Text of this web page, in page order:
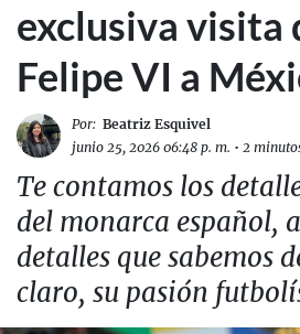
exclusiva visita
Felipe VI a
Por: Beatriz Esquivel
junio 25, 2026 06:48 p. m. • 2
Te contamos los
del monarca español,
detalles que sabemos
claro, su pasión